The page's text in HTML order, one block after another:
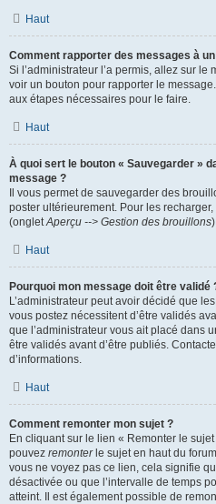
Haut
Comment rapporter des messages à
Si l’administrateur l’a permis, allez sur
voir un bouton pour rapporter le
aux étapes nécessaires pour le faire.
Haut
À quoi sert le bouton « Sauvegarder »
message ?
Il vous permet de sauvegarder des
poster ultérieurement. Pour les
(ongletAperçu --> Gestion des brouillons
Haut
Pourquoi mon message doit être validé
L’administrateur peut avoir décidé que
vous postez nécessitent d’être validés
que l’administrateur vous ait placé dans
être validés avant d’être publiés.
d’informations.
Haut
Comment remonter mon sujet ?
En cliquant sur le lien « Remonter le
pouvez remonterle sujet en haut du
vous ne voyez pas ce lien, cela signifie
désactivée ou que l’intervalle de temps
atteint. Il est également possible de